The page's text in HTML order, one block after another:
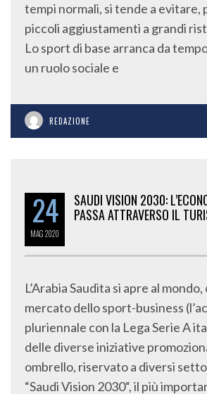
tempi normali, si tende a
piccoli aggiustamenti a grandi
Lo sport di base arranca da
un ruolo sociale e
REDAZIONE
24
MAG2020
SAUDI VISION 2030:
PASSA ATTRAVERSO IL
L’Arabia Saudita si apre al
mercato dello sport-business
pluriennale con la Lega Serie A
delle diverse iniziative
ombrello, riservato a diversi
“Saudi Vision 2030“, il più